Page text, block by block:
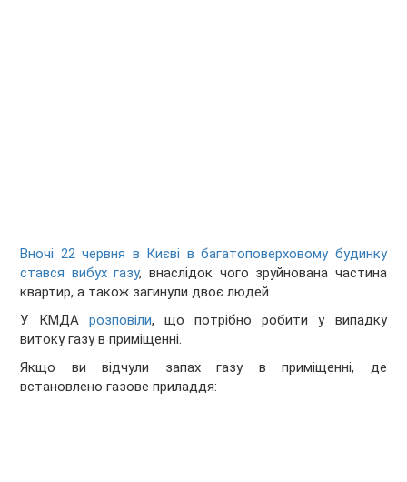
Вночі 22 червня в Києві в багатоповерховому будинку
стався вибух газу, внаслідок чого зруйнована частина
квартир, а також загинули двоє людей.
У КМДА розповіли, що потрібно робити у випадку
витоку газу в приміщенні.
Якщо ви відчули запах газу в приміщенні, де
встановлено газове приладдя: